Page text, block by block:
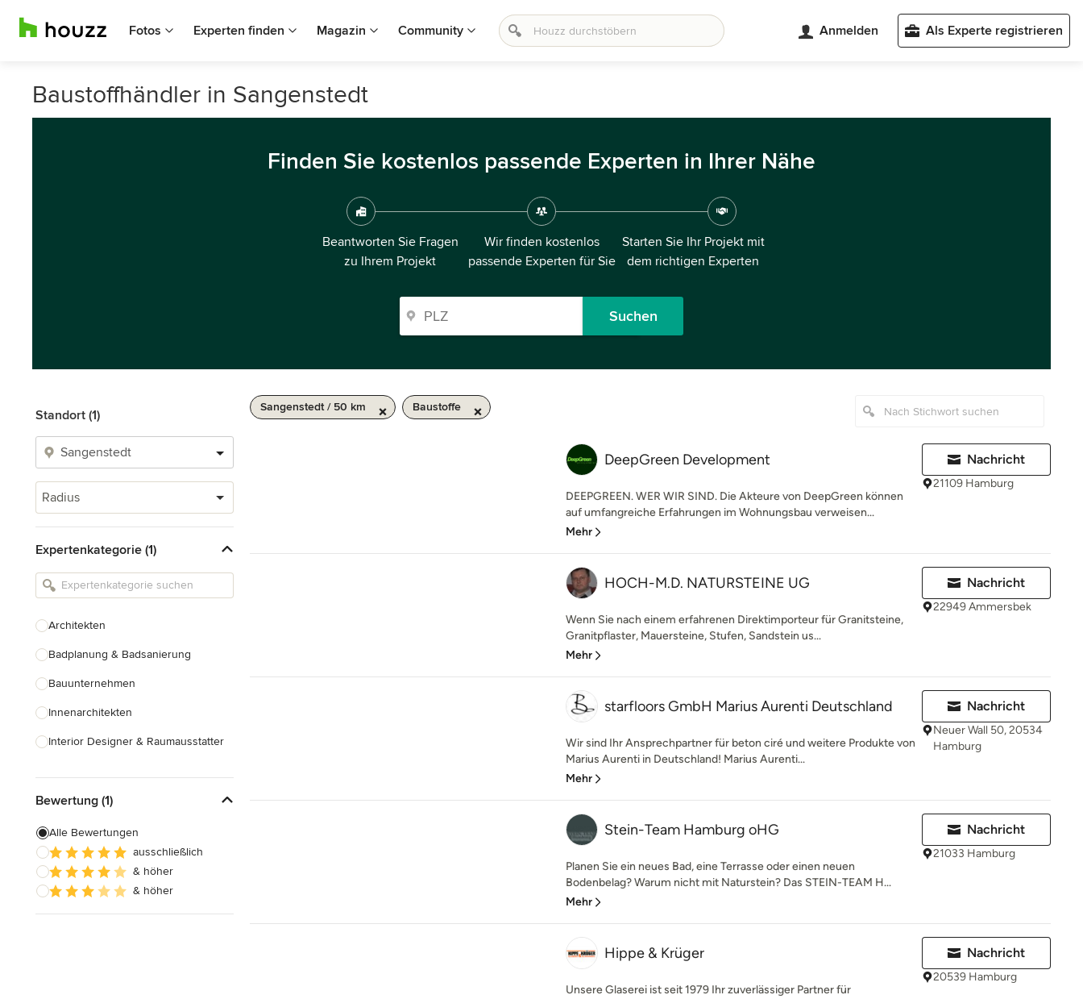
Fotos Experten finden Magazin Community Anmelden Als Experte registrieren
Baustoffhändler in Sangenstedt
Finden Sie kostenlos passende Experten in Ihrer Nähe
Beantworten Sie Fragen
zu Ihrem Projekt
Wir finden kostenlos
passende Experten für Sie
Starten Sie Ihr Projekt mit
dem richtigen Experten
Suchen
Standort (1)
Radius
Expertenkategorie (1)
Architekten
Badplanung & Badsanierung
Bauunternehmen
Innenarchitekten
Interior Designer & Raumausstatter
Landschaftsarchitekten
Armaturen & Sanitärbedarf
Beleuchtung
Einbauschränke
Bewertung (1)
Alle Bewertungen
ausschließlich
& höher
& höher
Sangenstedt / 50 km Baustoffe
DeepGreen Development
DEEPGREEN. WER WIR SIND. Die Akteure von DeepGreen können
auf umfangreiche Erfahrungen im Wohnungsbau verweisen...
Mehr
Nachricht
21109 Hamburg
HOCH-M.D. NATURSTEINE UG
Wenn Sie nach einem erfahrenen Direktimporteur für Granitsteine,
Granitpflaster, Mauersteine, Stufen, Sandstein us...
Mehr
Nachricht
22949 Ammersbek
starfloors GmbH Marius Aurenti Deutschland
Wir sind Ihr Ansprechpartner für beton ciré und weitere Produkte von
Marius Aurenti in Deutschland! Marius Aurenti...
Mehr
Nachricht
Neuer Wall 50, 20534
Hamburg
Stein-Team Hamburg oHG
Planen Sie ein neues Bad, eine Terrasse oder einen neuen
Bodenbelag? Warum nicht mit Naturstein? Das STEIN-TEAM H...
Mehr
Nachricht
21033 Hamburg
Hippe & Krüger
Unsere Glaserei ist seit 1979 Ihr zuverlässiger Partner für
Nachricht
20539 Hamburg